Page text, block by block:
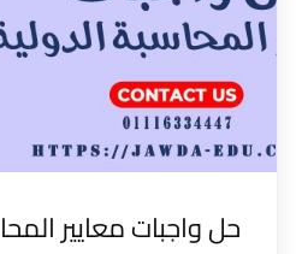
حل واجبات معايير